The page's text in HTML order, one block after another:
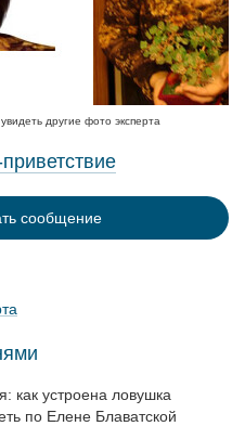
другие фото эксперта
сообщение
как устроена ловушка
по Елене Блаватской